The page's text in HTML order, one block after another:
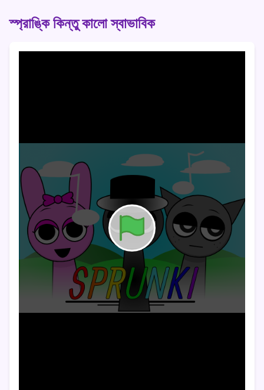
স্প্রাঙ্কি কিন্তু কালো স্বাভাবিক